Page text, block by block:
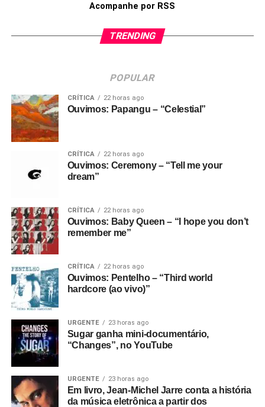
Acompanhe por RSS
TRENDING
POPULAR
CRÍTICA 22 horas ago
Ouvimos: Papangu – “Celestial”
CRÍTICA 22 horas ago
Ouvimos: Ceremony – “Tell me your
dream”
CRÍTICA 22 horas ago
Ouvimos: Baby Queen – “I hope you don’t
remember me”
CRÍTICA 22 horas ago
Ouvimos: Pentelho – “Third world
hardcore (ao vivo)”
URGENTE 23 horas ago
Sugar ganha mini-documentário,
“Changes”, no YouTube
URGENTE 23 horas ago
Em livro, Jean-Michel Jarre conta a história
da música eletrônica a partir dos